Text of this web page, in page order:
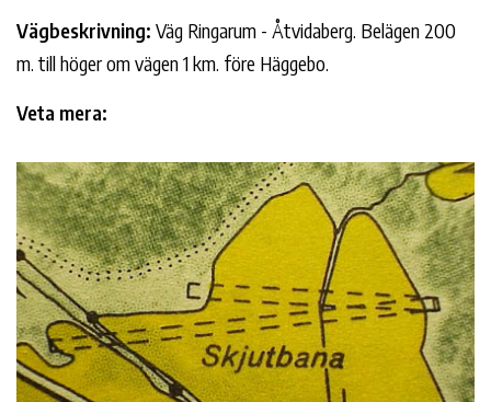
Vägbeskrivning: Väg Ringarum - Åtvidaberg. Belägen 200
m. till höger om vägen 1 km. före Häggebo.
Veta mera: